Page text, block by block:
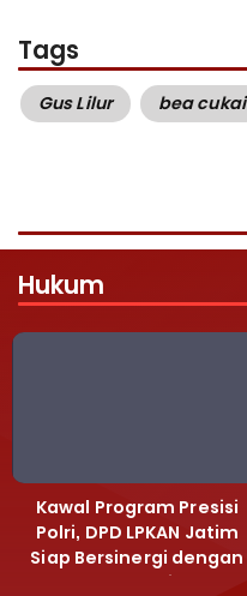
Tags
Gus Lilur bea cukai
Hukum
Kawal Program Presisi
Polri, DPD LPKAN Jatim
Siap Bersinergi dengan
Polda Jatim